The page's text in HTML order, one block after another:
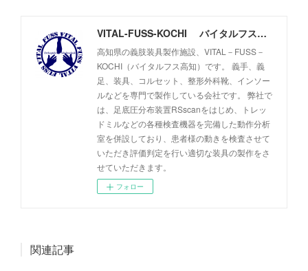
VITAL-FUSS-KOCHI バイタルフス高知
高知県の義肢装具製作施設、VITAL－FUSS－
KOCHI（バイタルフス高知）です。 義手、義
足、装具、コルセット、整形外科靴、インソー
ルなどを専門で製作している会社です。 弊社で
は、足底圧分布装置RSscanをはじめ、トレッ
ドミルなどの各種検査機器を完備した動作分析
室を併設しており、患者様の動きを検査させて
いただき評価判定を行い適切な装具の製作をさ
せていただきます。
フォロー
関連記事